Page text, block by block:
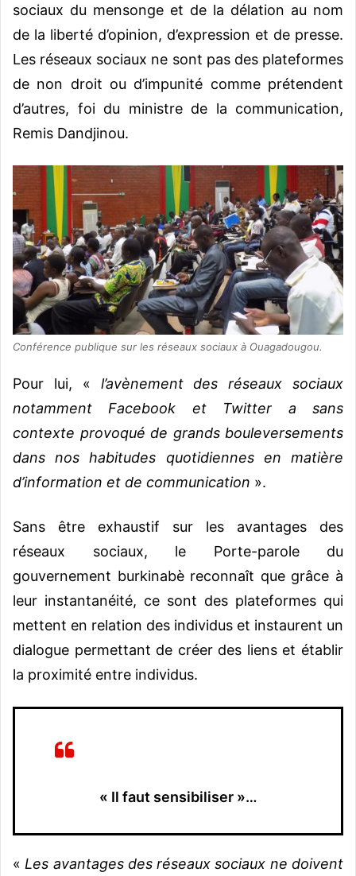
sociaux du mensonge et de la délation au nom
de la liberté d’opinion, d’expression et de presse.
Les réseaux sociaux ne sont pas des plateformes
de non droit ou d’impunité comme prétendent
d’autres, foi du ministre de la communication,
Remis Dandjinou.
Conférence publique sur les réseaux sociaux à Ouagadougou.
Pour lui, « l’avènement des réseaux sociaux
notamment Facebook et Twitter a sans
contexte provoqué de grands bouleversements
dans nos habitudes quotidiennes en matière
d’information et de communication ».
Sans être exhaustif sur les avantages des
réseaux sociaux, le Porte-parole du
gouvernement burkinabè reconnaît que grâce à
leur instantanéité, ce sont des plateformes qui
mettent en relation des individus et instaurent un
dialogue permettant de créer des liens et établir
la proximité entre individus.
« Il faut sensibiliser »…
« Les avantages des réseaux sociaux ne doivent